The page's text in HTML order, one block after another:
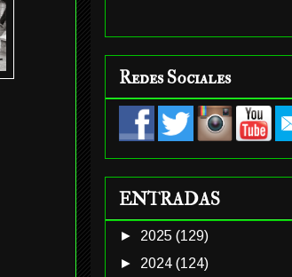
Redes Sociales
ENTRADAS
► 2025 (129)
► 2024 (124)